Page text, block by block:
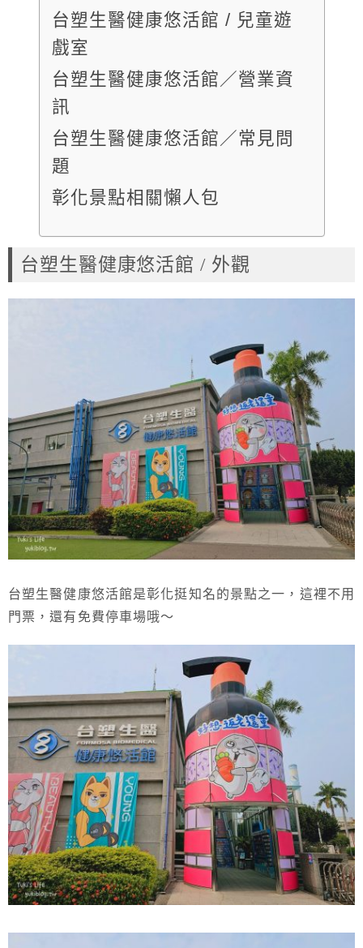
台塑生醫健康悠活館 / 兒童遊
戲室
台塑生醫健康悠活館／營業資
訊
台塑生醫健康悠活館／常見問
題
彰化景點相關懶人包
台塑生醫健康悠活館 / 外觀
台塑生醫健康悠活館是彰化挺知名的景點之一，這裡不用
門票，還有免費停車場哦～